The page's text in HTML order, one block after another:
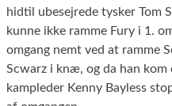
hidtil ubesejrede tysker Tom
kunne ikke ramme Fury i 1.
omgang nemt ved at ramme
Scwarz i knæ, og da han
kampleder Kenny Bayless